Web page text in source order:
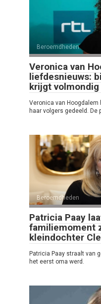
Beroemdheden
Veronica van
liefdesnieuws:
krijgt volmondig
Veronica van
haar volgers gedeeld. De
Beroemdheden
Patricia Paay
familiemoment
kleindochter
Patricia Paay straalt van
het eerst oma werd.